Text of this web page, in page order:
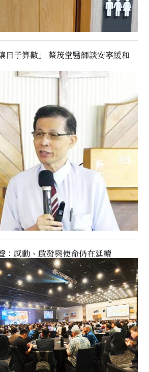
日子算數」 蔡茂堂醫師談安寧緩和
：感動、啟發與使命仍在延續